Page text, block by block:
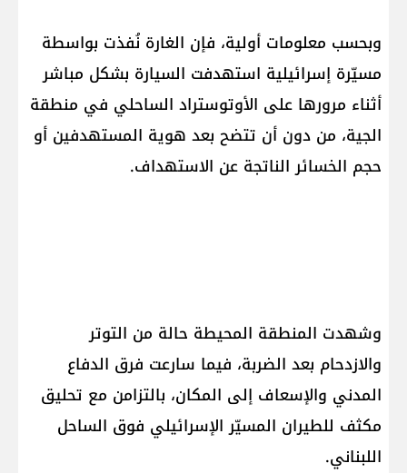
وبحسب معلومات أولية، فإن الغارة نُفذت بواسطة
مسيّرة إسرائيلية استهدفت السيارة بشكل مباشر
أثناء مرورها على الأوتوستراد الساحلي في منطقة
الجية، من دون أن تتضح بعد هوية المستهدفين أو
حجم الخسائر الناتجة عن الاستهداف.
وشهدت المنطقة المحيطة حالة من التوتر
والازدحام بعد الضربة، فيما سارعت فرق الدفاع
المدني والإسعاف إلى المكان، بالتزامن مع تحليق
مكثف للطيران المسيّر الإسرائيلي فوق الساحل
اللبناني.